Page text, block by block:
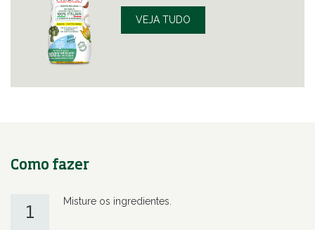
VEJA TUDO
Como fazer
1
Misture os ingredientes.